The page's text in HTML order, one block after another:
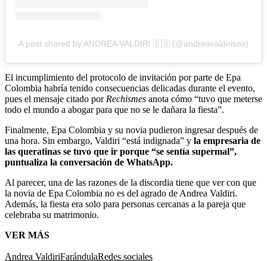
A post shared by ANDREA VALDIRI 🇨🇴 (@andreavaldirisos)
El incumplimiento del protocolo de invitación por parte de Epa
Colombia habría tenido consecuencias delicadas durante el evento,
pues el mensaje citado por Rechismes anota cómo “tuvo que meterse
todo el mundo a abogar para que no se le dañara la fiesta”.
Finalmente, Epa Colombia y su novia pudieron ingresar después de
una hora. Sin embargo, Valdiri “está indignada” y la empresaria de
las queratinas se tuvo que ir porque “se sentía supermal”,
puntualiza la conversación de WhatsApp.
Al parecer, una de las razones de la discordia tiene que ver con que
la novia de Epa Colombia no es del agrado de Andrea Valdiri.
Además, la fiesta era solo para personas cercanas a la pareja que
celebraba su matrimonio.
VER MÁS
Andrea ValdiriFarándulaRedes sociales